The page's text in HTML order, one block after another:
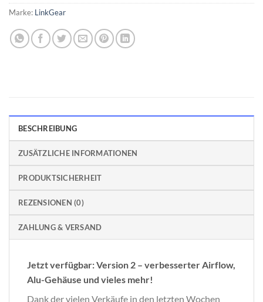
Marke: LinkGear
BESCHREIBUNG
ZUSÄTZLICHE INFORMATIONEN
PRODUKTSICHERHEIT
REZENSIONEN (0)
ZAHLUNG & VERSAND
Jetzt verfügbar: Version 2 – verbesserter Airflow,
Alu-Gehäuse und vieles mehr!
Dank der vielen Verkäufe in den letzten Wochen